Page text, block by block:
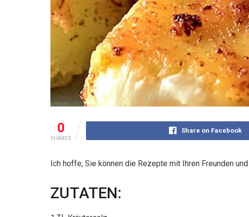
0
SHARES
Share on Facebook
Ich hoffe, Sie können die Rezepte mit Ihren Freunden
ZUTATEN: